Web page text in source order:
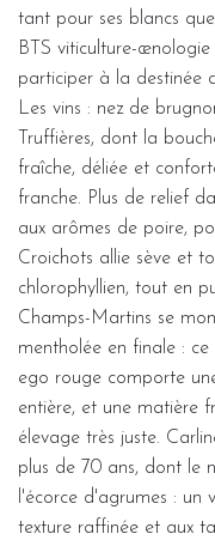
tant pour ses blancs
BTS viticulture-
participer à la destinée
Les vins : nez de
Truffières, dont la
fraîche, déliée et
franche. Plus de relief
aux arômes de poire,
Croichots allie sève et
chlorophyllien, tout en
Champs-Martins se
mentholée en finale :
ego rouge comporte
entière, et une matière
élevage très juste.
plus de 70 ans, dont le
l'écorce d'agrumes : un
texture raffinée et aux